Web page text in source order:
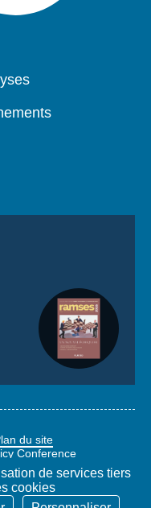
du site
Conference
de services tiers
cookies